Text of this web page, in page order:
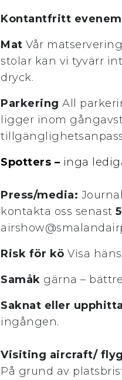
Kontantfritt
Mat Vår
stolar kan vi tyvärr
dryck.
Parkering All
ligger inom
Spotters – inga
Press/media:
kontakta oss senast
Risk för kö Visa
Samåk gärna –
Saknat eller
ingången.
Visiting aircraft/
På grund av